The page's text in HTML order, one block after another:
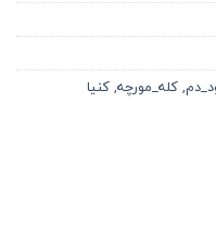
,کله_مورچه,كنيا